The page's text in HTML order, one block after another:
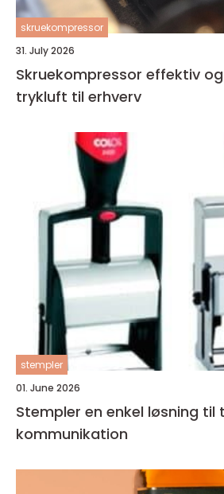
skruekompressor
31. July 2026
Skruekompressor effektiv og driftssikker
trykluft til erhverv
stempler
01. June 2026
Stempler en enkel løsning til tydelig
kommunikation